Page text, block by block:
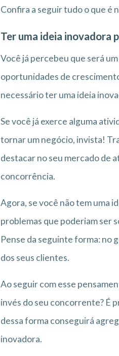
Confira a seguir tudo o que é
Ter uma ideia inovadora
Você já percebeu que será
oportunidades de
necessário ter uma ideia
Se você já exerce alguma
tornar um negócio, invista!
destacar no seu mercado de
concorrência.
Agora, se você não tem uma
problemas que poderiam ser
Pense da seguinte forma: no
dos seus clientes.
Ao seguir com esse
invés do seu concorrente? É
dessa forma conseguirá
inovadora.